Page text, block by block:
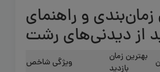
و راهنمای
از دیدنی‌های رشت
بهترین زمان
بازدید
ویژگی شاخص